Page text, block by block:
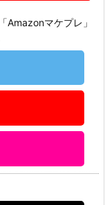
「Amazonマケプレ」